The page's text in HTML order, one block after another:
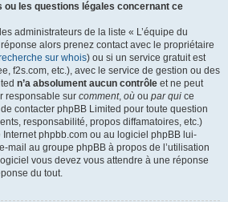
ou les questions légales concernant ce
administrateurs de la liste « L’équipe du
alors prenez contact avec le propriétaire
sur whois) ou si un service gratuit est
f2s.com, etc.), avec le service de gestion ou des
n’a absolument aucun contrôle et ne peut
responsable sur comment, où ou par qui ce
contacter phpBB Limited pour toute question
responsabilité, propos diffamatoires, etc.)
Internet phpbb.com ou au logiciel phpBB lui-
mail au groupe phpBB à propos de l’utilisation
vous devez vous attendre à une réponse
du tout.